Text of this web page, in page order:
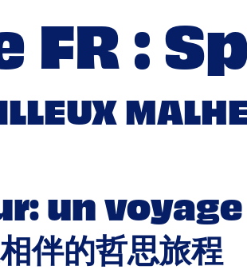
FR :
un
伴的哲思旅程